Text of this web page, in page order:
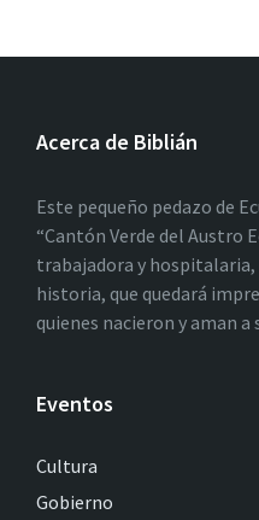
Acerca de Biblián
Este pequeño pedazo de
“Cantón Verde del Austro
trabajadora y
historia, que quedará
quienes nacieron y aman a
Eventos
Cultura
Gobierno